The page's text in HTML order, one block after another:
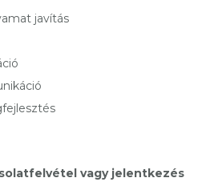
javítás
vagy jelentkezés